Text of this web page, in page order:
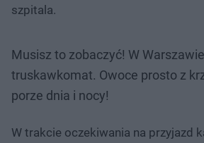
szpitala.
Musisz to zobaczyć! W
truskawkomat. Owoce prosto z
porze dnia i nocy!
W trakcie oczekiwania na przyjazd